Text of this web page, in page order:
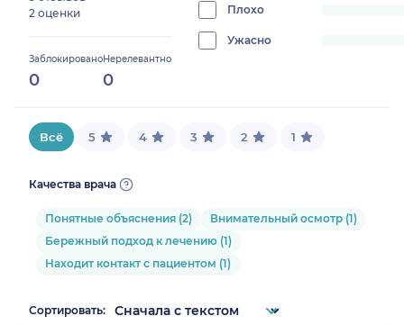
2 оценки
Заблокировано
0
Нерелевантно
0
0% Плохо
progress:
Ужасно
0%
Всё 5 4 3 2 1
Качества врача
Понятные объяснения (2)
Внимательный осмотр (1)
Бережный подход к лечению (1)
Находит контакт с пациентом (1)
Сортировать: